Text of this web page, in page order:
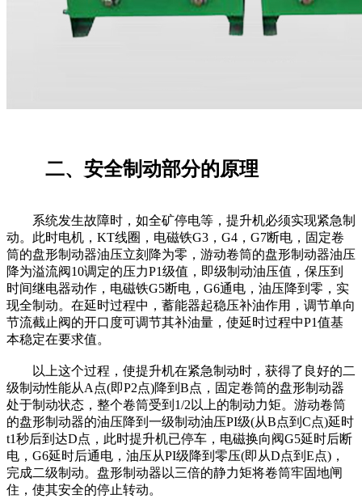
二、安全制动部分的原理
系统发生故障时，如全矿停电等，提升机必须实现紧急制
动。此时电机，KT线圈，电磁铁G3，G4，G7断电，固定卷
筒的盘形制动器油压立刻降为零，游动卷筒的盘形制动器油压
降为溢流阀10调定的压力P1级值，即级制动油压值，保压到
时间继电器动作，电磁铁G5断电，G6通电，油压降到零，实
现全制动。在延时过程中，蓄能器起稳压补油作用，调节单向
节流截止阀的开口度可调节其补油量，使延时过程中P1值基
本稳定在要求值。
以上这个过程，使提升机在紧急制动时，获得了良好的二
级制动性能从A点(即P2点)降到B点，固定卷筒的盘形制动器
处于制动状态，整个卷筒受到1/2以上的制动力矩。游动卷筒
的盘形制动器的油压降到一级制动油压PI级(从B点到C点)延时
t1秒后到达D点，此时提升机已停车，电磁换向阀G5延时后断
电，G6延时后通电，油压从PI级降到零压(即从D点到E点)，
完成二级制动。盘形制动器以三倍的静力矩将卷筒牢固地闸
住，使其安全的停止转动。